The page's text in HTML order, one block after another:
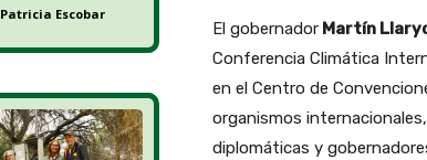
Patricia Escobar -
El gobernadorMartín
Conferencia Climática
en el Centro de
organismos
diplomáticas y